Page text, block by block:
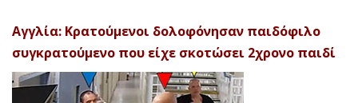
Αγγλία: Κρατούμενοι δολοφόνησαν παιδόφιλο
συγκρατούμενο που είχε σκοτώσει 2χρονο παιδί